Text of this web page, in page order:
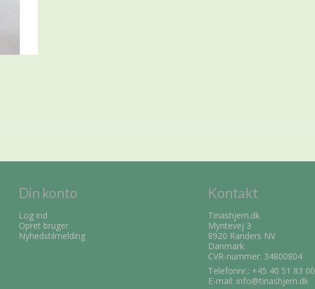
Din konto
Log ind
Opret bruger
Nyhedstilmelding
Kontakt
Tinashjem.dk
Myntevej 3
8920 Randers NV
Danmark
CVR-nummer: 34800804
Telefonnr.: +45 40 51 83 00
E-mail: info@tinashjem.dk